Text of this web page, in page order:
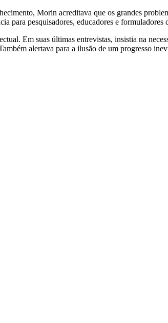
Morin acreditava que os grandes
para pesquisadores, educadores e
Em suas últimas entrevistas, insistia na
alertava para a ilusão de um progresso